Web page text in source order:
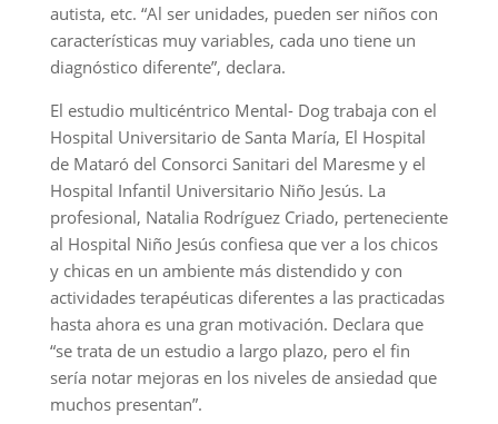
autista, etc. “Al ser unidades, pueden ser niños con
características muy variables, cada uno tiene un
diagnóstico diferente”, declara.
El estudio multicéntrico Mental- Dog trabaja con el
Hospital Universitario de Santa María, El Hospital
de Mataró del Consorci Sanitari del Maresme y el
Hospital Infantil Universitario Niño Jesús. La
profesional, Natalia Rodríguez Criado, perteneciente
al Hospital Niño Jesús confiesa que ver a los chicos
y chicas en un ambiente más distendido y con
actividades terapéuticas diferentes a las practicadas
hasta ahora es una gran motivación. Declara que
“se trata de un estudio a largo plazo, pero el fin
sería notar mejoras en los niveles de ansiedad que
muchos presentan”.